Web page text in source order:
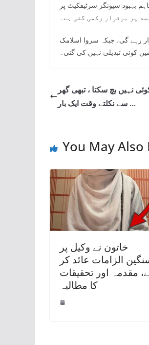
بہبود سیونگز سرٹیفکیٹ پر
منافع کی شرح 12 فیصد اور سیونگ اکاؤنٹ پر 9 فیصد برقرار رہے گی، جبکہ سروا اسلامک
کوئی تبدیلی نہیں کی گئی۔
نہیں بچ سکتا ، تبھی گھر
سے نکلتے وقت ایک بار …
You May Also
خاتون نے وکیل پر
الزامات عائد کر
مقدمہ اور تحقیقات
کا مطالبہ